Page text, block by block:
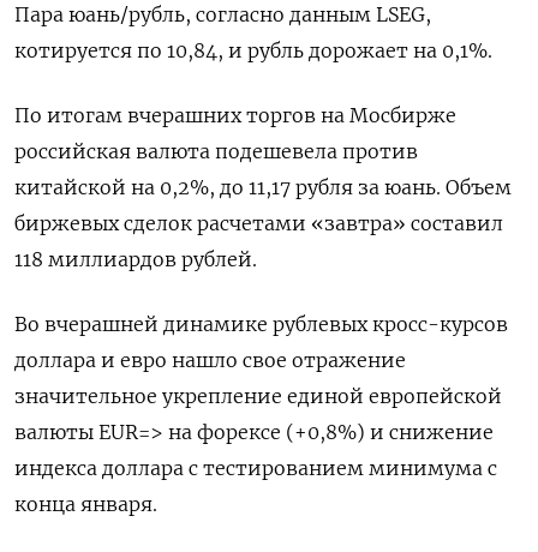
Пара юань/рубль, согласно данным LSEG,
котируется по 10,84, и рубль дорожает на 0,1%.
По итогам вчерашних торгов на Мосбирже
российская валюта подешевела против
китайской на ⁠0,2%, до 11,17 рубля за юань. Объем
биржевых сделок расчетами «завтра» составил
118 миллиардов рублей.
Во вчерашней динамике рублевых кросс-курсов
доллара ‌и евро нашло свое отражение
значительное укрепление единой европейской
валюты EUR=> на форексе (+0,8%) и снижение
индекса доллара с тестированием минимума ‍с
конца января.